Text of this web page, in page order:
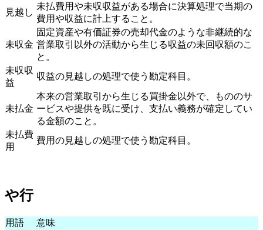
見越し
未払費用や未収収益がある場合に決算処理で当期の
費用や収益に計上すること。
未収金
固定資産や有価証券の売却代金のような非継続的な
営業取引以外の活動から生じる収益の未回収額のこ
と。
未収収
益
収益の見越しの処理で使う勘定科目。
未払金
本来の営業取引から生じる買掛金以外で、もののサ
ービスや提供を既に受け、支払い義務が確定してい
る金額のこと。
未払費
用
費用の見越しの処理で使う勘定科目。
や行
用語
意味